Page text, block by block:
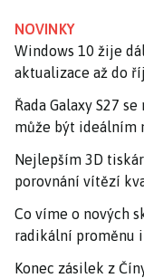
NOVINKY
Windows 10 žije
aktualizace až do
Řada Galaxy S27
může být ideálním
Nejlepším 3D
porovnání vítězí
Co víme o nových
radikální proměnu
Konec zásilek z